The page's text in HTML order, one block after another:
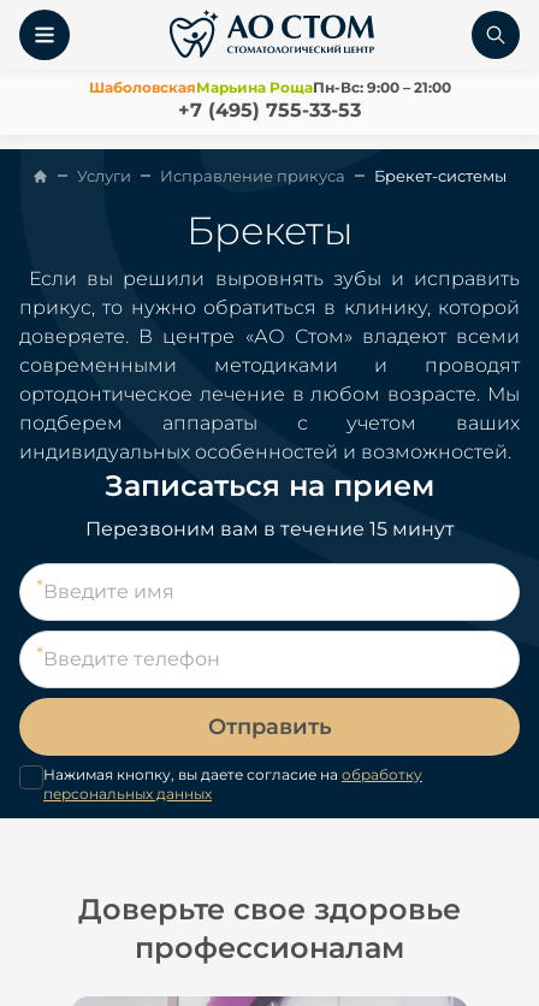
ШаболовскаяМарьина РощаПн-Вс: 9:00 – 21:00
+7 (495) 755-33-53
Услуги Исправление прикуса Брекет-системы
Брекеты
Если вы решили выровнять зубы и исправить
прикус, то нужно обратиться в клинику, которой
доверяете. В центре «АО Стом» владеют всеми
современными методиками и проводят
ортодонтическое лечение в любом возрасте. Мы
подберем аппараты с учетом ваших
индивидуальных особенностей и возможностей.
Записаться на прием
Перезвоним вам в течение 15 минут
Отправить
Нажимая кнопку, вы даете согласие на обработку
персональных данных
Доверьте свое здоровье
профессионалам